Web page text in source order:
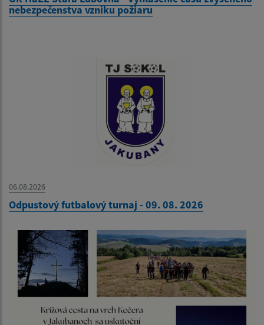
nebezpečenstva vzniku požiaru
06.08.2026
Odpustový futbalový turnaj - 09. 08. 2026